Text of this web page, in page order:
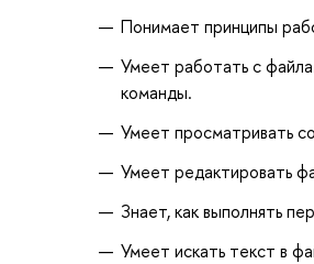
Понимает принципы
Умеет работать с
команды.
Умеет просматривать
Умеет редактировать
Знает, как выполнять
Умеет искать текст в